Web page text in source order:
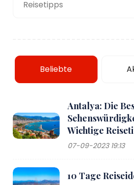
Reisetipps
Beliebte
Antalya: Die
Wichtige
07-09-2023 19:13
10 Tage